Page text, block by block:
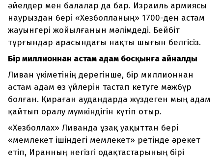
әйелдер мен балалар да бар. Израиль армиясы
наурыздан бері «Хезболланың» 1700-ден астам
жауынгері жойылғанын мәлімдеді. Бейбіт
тұрғындар арасындағы нақты шығын белгісіз.
Бір миллионнан астам адам босқынға айналды
Ливан үкіметінің дерегінше, бір миллионнан
астам адам өз үйлерін тастап кетуге мәжбүр
болған. Қираған аудандарда жүздеген мың адам
қайтып оралу мүмкіндігін күтіп отыр.
«Хезболлах» Ливанда ұзақ уақыттан бері
«мемлекет ішіндегі мемлекет» ретінде әрекет
етіп, Иранның негізгі одақтастарының бірі